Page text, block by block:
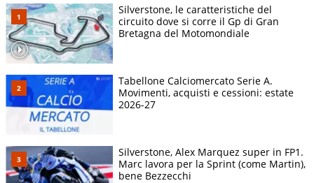
Silverstone, le caratteristiche del
circuito dove si corre il Gp di Gran
Bretagna del Motomondiale
Tabellone Calciomercato Serie A.
Movimenti, acquisti e cessioni: estate
2026-27
Silverstone, Alex Marquez super in FP1.
Marc lavora per la Sprint (come Martin),
bene Bezzecchi